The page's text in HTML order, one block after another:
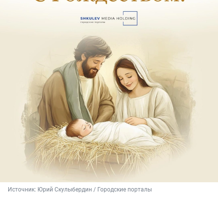
Источник: Юрий Скулыбердин / Городские порталы